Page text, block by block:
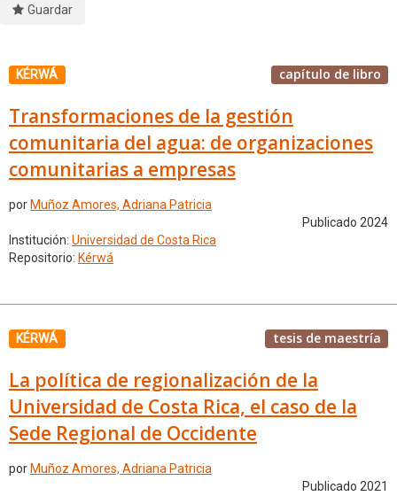
Guardar
KÉRWÁ capítulo de libro
Transformaciones de la gestión
comunitaria del agua: de organizaciones
comunitarias a empresas
por Muñoz Amores, Adriana Patricia
Publicado 2024
Institución: Universidad de Costa Rica
Repositorio: Kérwá
KÉRWÁ tesis de maestría
La política de regionalización de la
Universidad de Costa Rica, el caso de la
Sede Regional de Occidente
por Muñoz Amores, Adriana Patricia
Publicado 2021